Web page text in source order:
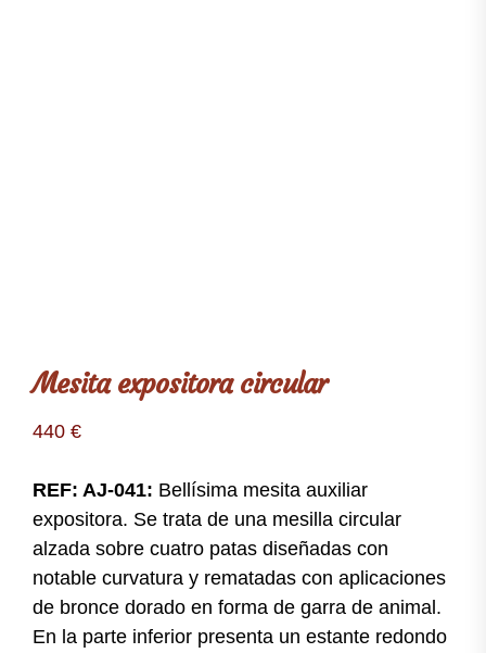
Mesita expositora circular
440 €
REF: AJ-041: Bellísima mesita auxiliar
expositora. Se trata de una mesilla circular
alzada sobre cuatro patas diseñadas con
notable curvatura y rematadas con aplicaciones
de bronce dorado en forma de garra de animal.
En la parte inferior presenta un estante redondo